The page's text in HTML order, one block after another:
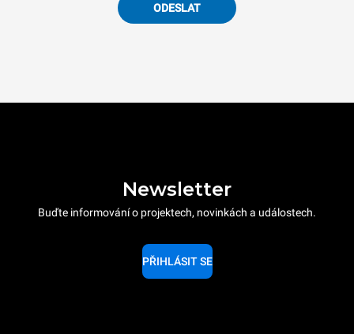
ODESLAT
Newsletter
Buďte informování o projektech, novinkách a událostech.
PŘIHLÁSIT SE